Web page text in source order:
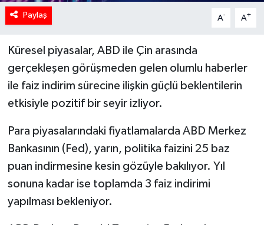
Paylaş A- A+
Küresel piyasalar, ABD ile Çin arasında
gerçekleşen görüşmeden gelen olumlu haberler
ile faiz indirim sürecine ilişkin güçlü beklentilerin
etkisiyle pozitif bir seyir izliyor.
Para piyasalarındaki fiyatlamalarda ABD Merkez
Bankasının (Fed), yarın, politika faizini 25 baz
puan indirmesine kesin gözüyle bakılıyor. Yıl
sonuna kadar ise toplamda 3 faiz indirimi
yapılması bekleniyor.